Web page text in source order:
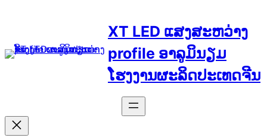
XT LED ແສງສະຫວ່າງ
profile ອາລູມິນຽມ
ໂຮງງານຜະລິດປະເທດຈີນ